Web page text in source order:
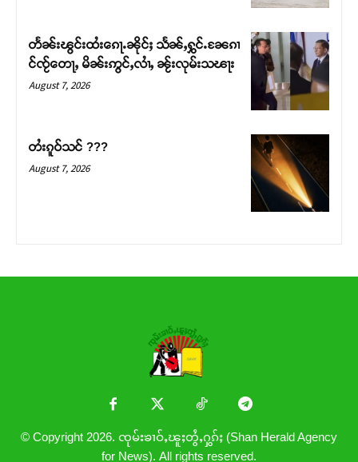
တ်ႇ တူဝ်ႈလုမ်ႈၾႃႉၼၼ်ႉ ၶဝ်ႈႁူမ်ႈၵမ်ႉထႅမ် ၸုမ်းၶၢ
ဝ်ႇၽူႈတွႆႇႁွၵ်ႈ လႆႈယူႇၶႃႈဢေႃႈ။
တႅၼ်းၽွင်းထႆးၵေႃႉၼိုင်ႈ သႅၼ်ႇႁွင်ႉၼႄၵၢ
င်ၸႂ်တေႃႇ မိၼ်းဢွင်ႇလၢႆႇ ၼႂ်းလုမ်းသၽႃး
August 7, 2026
တႆးၵူဝ်သင် ???
August 7, 2026
© Copyright 2026. ၸုမ်းၶၢဝ်ႇၽူႈတွႆႇႁွၵ်ႈ (Shan Herald Agency
for News). All rights reserved.